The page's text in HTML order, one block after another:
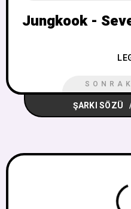
Jungkook -
ŞARKI SÖZÜ